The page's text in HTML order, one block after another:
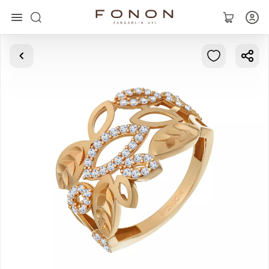
Главная
Браслеты